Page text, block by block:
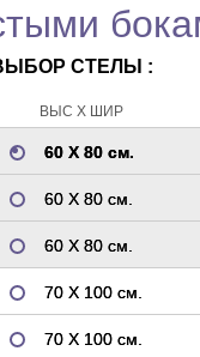
СТЕЛЫ :
ВЫС Х ШИР
60 Х 80 см.
60 Х 80 см.
60 Х 80 см.
70 Х 100 см.
70 Х 100 см.